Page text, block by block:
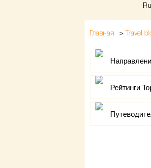
Ru
Главная > Travel
Рейтинги